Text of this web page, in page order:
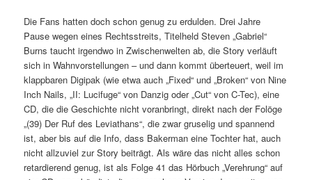
Die Fans hatten doch schon genug zu erdulden. Drei Jahre
Pause wegen eines Rechtsstreits, Titelheld Steven „Gabriel“
Burns taucht irgendwo in Zwischenwelten ab, die Story verläuft
sich in Wahnvorstellungen – und dann kommt überteuert, weil im
klappbaren Digipak (wie etwa auch „Fixed“ und „Broken“ von Nine
Inch Nails, „II: Lucifuge“ von Danzig oder „Cut“ von C-Tec), eine
CD, die die Geschichte nicht voranbringt, direkt nach der Folöge
„(39) Der Ruf des Leviathans“, die zwar gruselig und spannend
ist, aber bis auf die Info, dass Bakerman eine Tochter hat, auch
nicht allzuviel zur Story beiträgt. Als wäre das nicht alles schon
retardierend genug, ist als Folge 41 das Hörbuch „Verehrung“ auf